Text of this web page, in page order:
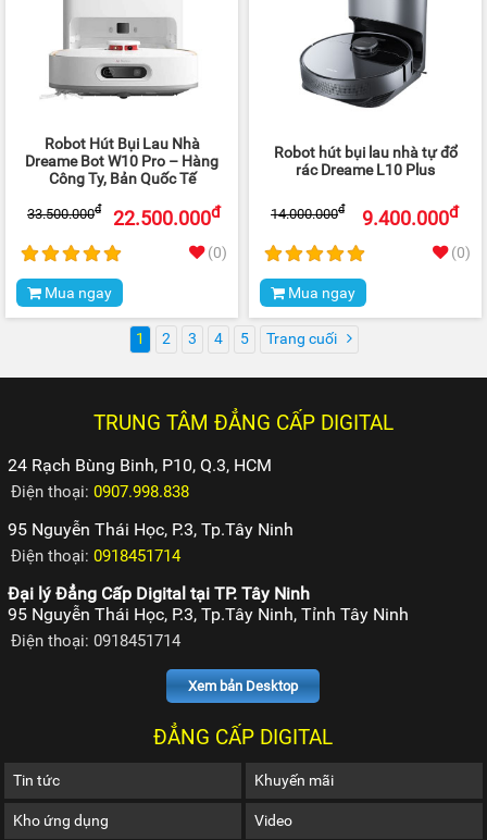
Robot Hút Bụi Lau Nhà
Dreame Bot W10 Pro – Hàng
Công Ty, Bản Quốc Tế
22.500.000đ
33.500.000đ
(0)
Mua ngay
Robot hút bụi lau nhà tự đổ
rác Dreame L10 Plus
9.400.000đ
14.000.000đ
(0)
Mua ngay
1 2 3 4 5 Trang cuối
TRUNG TÂM ĐẲNG CẤP DIGITAL
24 Rạch Bùng Binh, P10, Q.3, HCM
Điện thoại:0907.998.838
95 Nguyễn Thái Học, P.3, Tp.Tây Ninh
Điện thoại:0918451714
Đại lý Đẳng Cấp Digital tại TP. Tây Ninh
95 Nguyễn Thái Học, P.3, Tp.Tây Ninh, Tỉnh Tây Ninh
Điện thoại: 0918451714
Xem bản Desktop
ĐẲNG CẤP DIGITAL
Tin tức Khuyến mãi
Kho ứng dụng Video